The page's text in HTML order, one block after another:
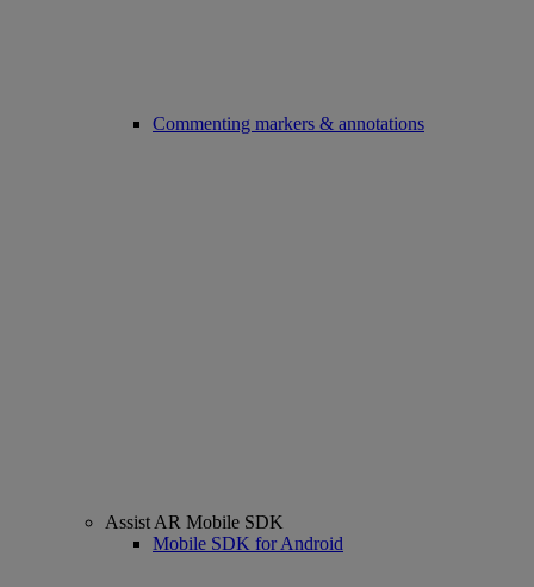
Commenting markers & annotations
Assist AR Mobile SDK
Mobile SDK for Android